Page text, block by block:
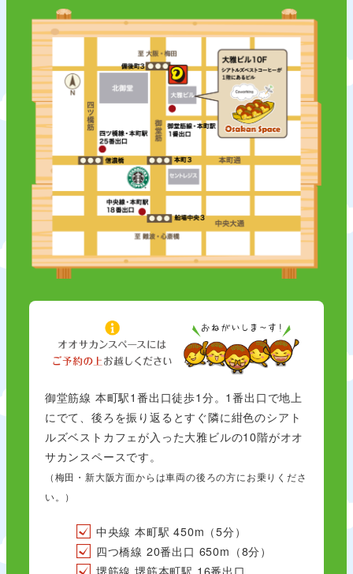
御堂筋線 本町駅1番出口徒歩1分。1番出口で地上
にでて、後ろを振り返るとすぐ隣に紺色のシアト
ルズベストカフェが入った大雅ビルの10階がオオ
サカンスペースです。
（梅田・新大阪方面からは車両の後ろの方にお乗りくださ
い。）
中央線 本町駅 450m（5分）
四つ橋線 20番出口 650m（8分）